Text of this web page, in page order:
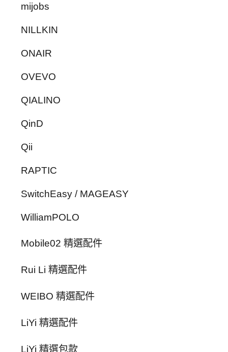
mijobs
NILLKIN
ONAIR
OVEVO
QIALINO
QinD
Qii
RAPTIC
SwitchEasy / MAGEASY
WilliamPOLO
Mobile02 精選配件
Rui Li 精選配件
WEIBO 精選配件
LiYi 精選配件
LiYi 精選包款